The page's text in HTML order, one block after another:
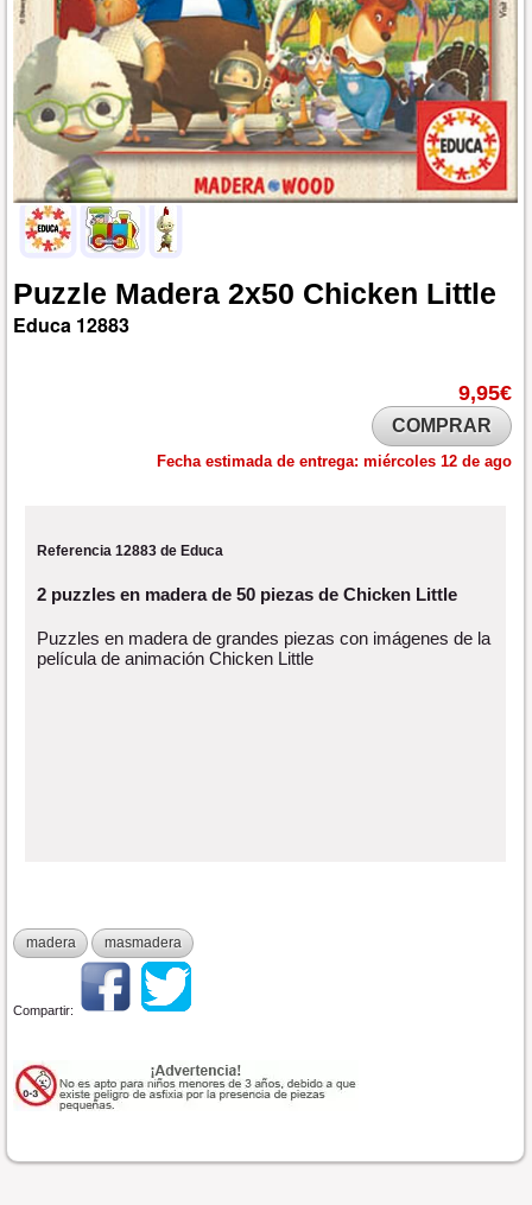
Puzzle Madera 2x50 Chicken Little
Educa 12883
9,95€
COMPRAR
Fecha estimada de entrega: miércoles 12 de ago
Referencia 12883 de Educa
2 puzzles en madera de 50 piezas de Chicken Little
Puzzles en madera de grandes piezas con imágenes de la
película de animación Chicken Little
madera masmadera
Compartir: